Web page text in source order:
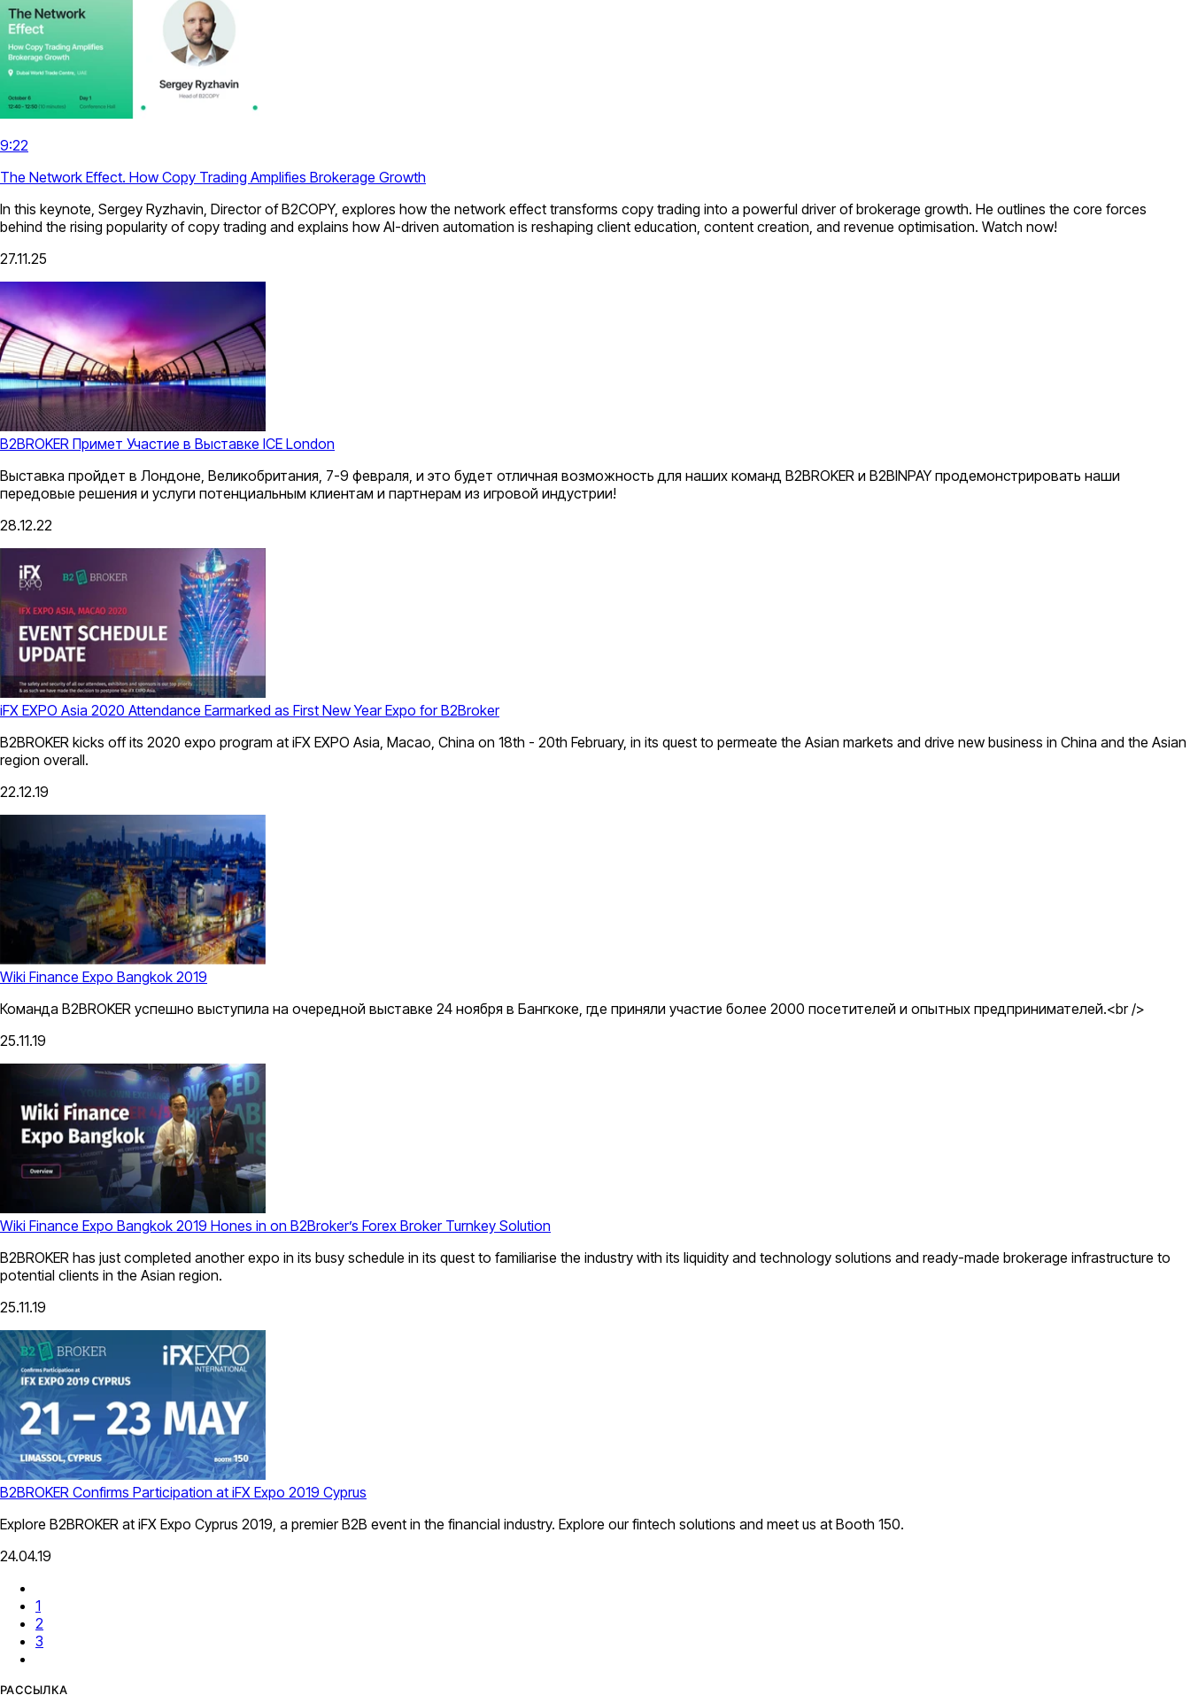
9:22
The Network Effect. How Copy Trading Amplifies Brokerage Growth
In this keynote, Sergey Ryzhavin, Director of B2COPY, explores how the network effect transforms copy trading into a powerful driver of brokerage growth. He outlines the core forces
behind the rising popularity of copy trading and explains how AI-driven automation is reshaping client education, content creation, and revenue optimisation. Watch now!
27.11.25
B2BROKER Примет Участие в Выставке ICE London
Выставка пройдет в Лондоне, Великобритания, 7-9 февраля, и это будет отличная возможность для наших команд B2BROKER и B2BINPAY продемонстрировать наши
передовые решения и услуги потенциальным клиентам и партнерам из игровой индустрии!
28.12.22
iFX EXPO Asia 2020 Attendance Earmarked as First New Year Expo for B2Broker
B2BROKER kicks off its 2020 expo program at iFX EXPO Asia, Macao, China on 18th - 20th February, in its quest to permeate the Asian markets and drive new business in China and the Asian
region overall.
22.12.19
Wiki Finance Expo Bangkok 2019
Команда B2BROKER успешно выступила на очередной выставке 24 ноября в Бангкоке, где приняли участие более 2000 посетителей и опытных предпринимателей.<br />
25.11.19
Wiki Finance Expo Bangkok 2019 Hones in on B2Broker’s Forex Broker Turnkey Solution
B2BROKER has just completed another expo in its busy schedule in its quest to familiarise the industry with its liquidity and technology solutions and ready-made brokerage infrastructure to
potential clients in the Asian region.
25.11.19
B2BROKER Confirms Participation at iFX Expo 2019 Cyprus
Explore B2BROKER at iFX Expo Cyprus 2019, a premier B2B event in the financial industry. Explore our fintech solutions and meet us at Booth 150.
24.04.19
1
2
3
РАССЫЛКА